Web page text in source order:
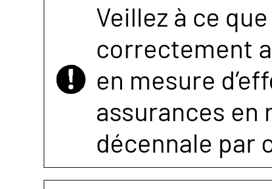
Veillez à ce
correctement
en mesure
assurances
décennale par